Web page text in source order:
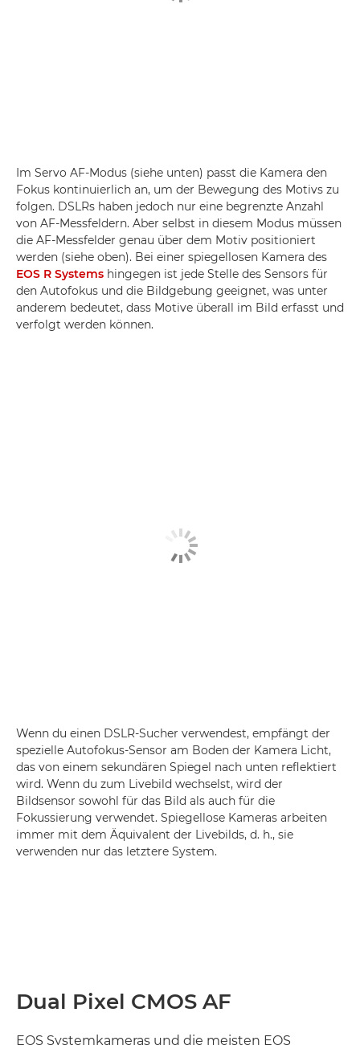
Im Servo AF-Modus (siehe unten) passt die Kamera den
Fokus kontinuierlich an, um der Bewegung des Motivs zu
folgen. DSLRs haben jedoch nur eine begrenzte Anzahl
von AF-Messfeldern. Aber selbst in diesem Modus müssen
die AF-Messfelder genau über dem Motiv positioniert
werden (siehe oben). Bei einer spiegellosen Kamera des
EOS R Systems hingegen ist jede Stelle des Sensors für
den Autofokus und die Bildgebung geeignet, was unter
anderem bedeutet, dass Motive überall im Bild erfasst und
verfolgt werden können.
Wenn du einen DSLR-Sucher verwendest, empfängt der
spezielle Autofokus-Sensor am Boden der Kamera Licht,
das von einem sekundären Spiegel nach unten reflektiert
wird. Wenn du zum Livebild wechselst, wird der
Bildsensor sowohl für das Bild als auch für die
Fokussierung verwendet. Spiegellose Kameras arbeiten
immer mit dem Äquivalent der Livebilds, d. h., sie
verwenden nur das letztere System.
Dual Pixel CMOS AF
EOS Systemkameras und die meisten EOS